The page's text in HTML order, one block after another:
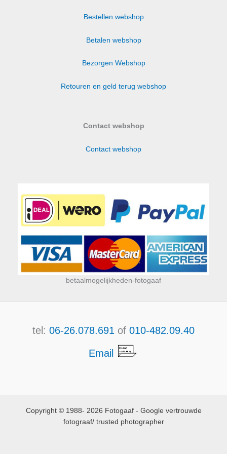
worden
Bestellen webshop
Betalen webshop
Bezorgen Webshop
Retouren en geld terug webshop
Contact webshop
Contact webshop
betaalmogelijkheden-fotogaaf
tel: 06-26.078.691 of 010-482.09.40
Email
Copyright © 1988- 2026 Fotogaaf - Google vertrouwde
fotograaf/ trusted photographer